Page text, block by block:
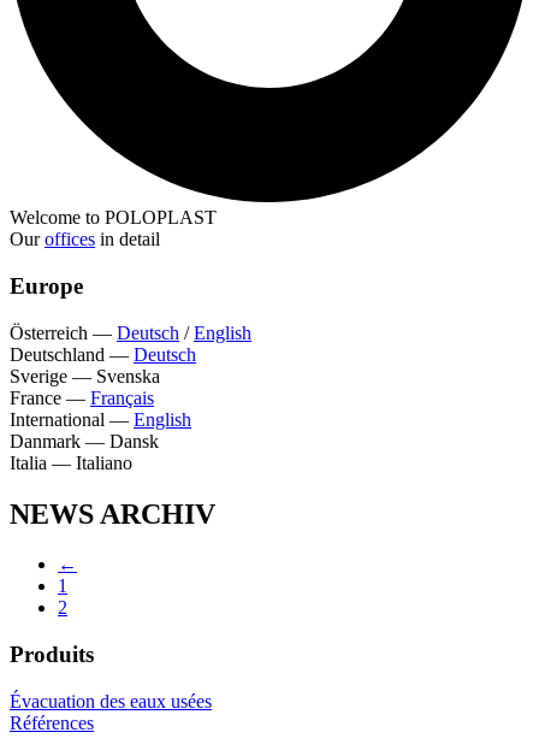
Welcome to POLOPLAST
Ouroffices in detail
Europe
Österreich — Deutsch /English
Deutschland — Deutsch
Sverige — Svenska
France — Français
International — English
Danmark — Dansk
Italia — Italiano
NEWS ARCHIV
←
1
2
Produits
Évacuation des eaux usées
Références